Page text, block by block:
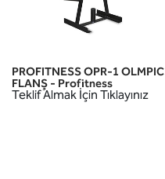
PROFITNESS OPR-1 OLMPIC
FLANŞ - Profitness
Teklif Almak İçin Tıklayınız